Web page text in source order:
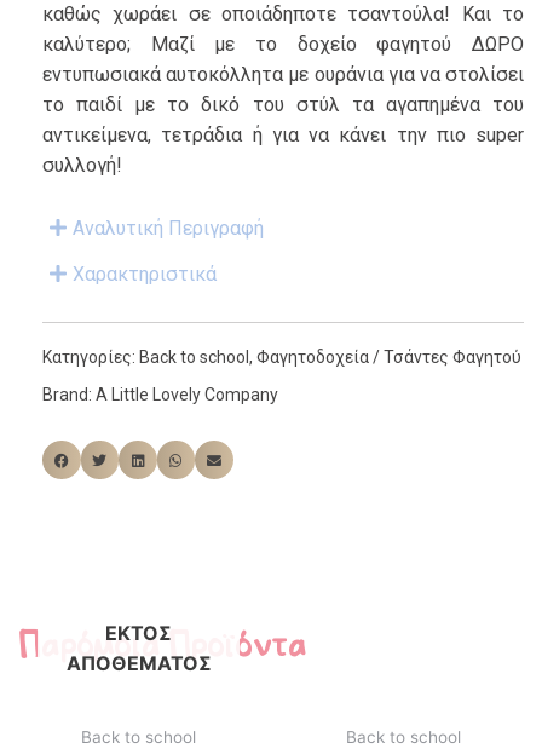
καθώς χωράει σε οποιάδηποτε τσαντούλα! Και το
καλύτερο; Μαζί με το δοχείο φαγητού ΔΩΡΟ
εντυπωσιακά αυτοκόλλητα με ουράνια για να στολίσει
το παιδί με το δικό του στύλ τα αγαπημένα του
αντικείμενα, τετράδια ή για να κάνει την πιο super
συλλογή!
Αναλυτική Περιγραφή
Χαρακτηριστικά
Κατηγορίες: Back to school , Φαγητοδοχεία / Τσάντες Φαγητού
Brand: A Little Lovely Company
Παρόμοια Προϊόντα
ΕΚΤΌΣ
ΑΠΟΘΈΜΑΤΟΣ
Back to school Back to school